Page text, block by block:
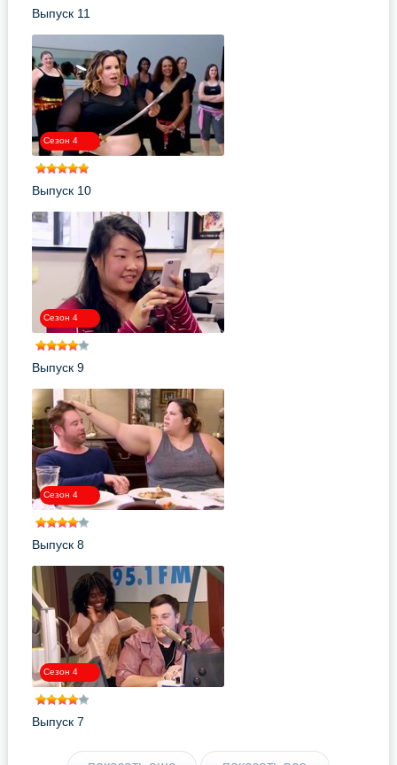
Выпуск 11
Сезон 4
Выпуск 10
Сезон 4
Выпуск 9
Сезон 4
Выпуск 8
Сезон 4
Выпуск 7